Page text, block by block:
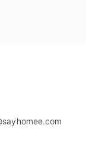
3. 室内装修设
业办公室装修设